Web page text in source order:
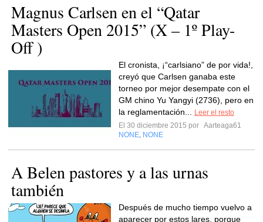
Magnus Carlsen en el “Qatar
Masters Open 2015” (X – 1º Play-
Off )
El cronista, ¡“carlsiano” de por vida!,
creyó que Carlsen ganaba este
torneo por mejor desempate con el
GM chino Yu Yangyi (2736), pero en
la reglamentación...
Leer el resto
El 30 diciembre 2015 por Aarteaga61
NONE NONE
A Belen pastores y a las urnas
también
Después de mucho tiempo vuelvo a
aparecer por estos lares, porque